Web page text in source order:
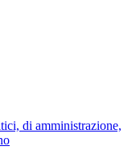
di amministrazione,